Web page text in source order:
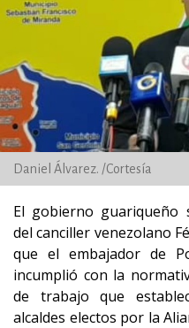
Daniel Álvarez. /Cortesía
El gobierno guariqueño
del canciller venezolano
que el embajador de
incumplió con la
de trabajo que
alcaldes electos por la